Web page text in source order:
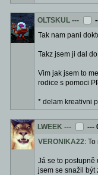
OLTSKUL ---
Tak nam pani
Takz jsem ji dal
Vim jak jsem to
rodice s pomoci
* delam kreativni
LWEEK --- ---
VERONIKA22:
Já se to postupně
jsem se snažil být